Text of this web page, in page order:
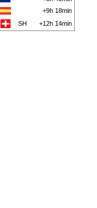
+9h 18min
SH +12h 14min